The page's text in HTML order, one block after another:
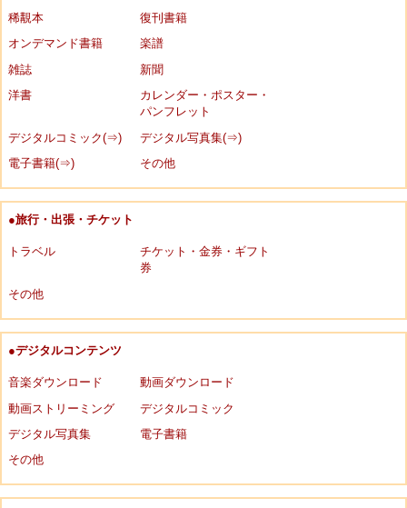
稀覯本
復刊書籍
オンデマンド書籍
楽譜
雑誌
新聞
洋書
カレンダー・ポスター・
パンフレット
デジタルコミック(⇒)
デジタル写真集(⇒)
電子書籍(⇒)
その他
●旅行・出張・チケット
トラベル
チケット・金券・ギフト
券
その他
●デジタルコンテンツ
音楽ダウンロード
動画ダウンロード
動画ストリーミング
デジタルコミック
デジタル写真集
電子書籍
その他